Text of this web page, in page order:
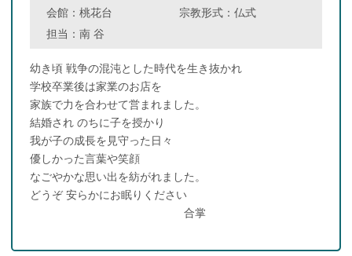
会館：桃花台 宗教形式： 仏式
担当：南 谷
幼き頃 戦争の混沌とした時代を生き抜かれ
学校卒業後は家業のお店を
家族で力を合わせて営まれました。
結婚され のちに子を授かり
我が子の成長を見守った日々
優しかった言葉や笑顔
なごやかな思い出を紡がれました。
どうぞ 安らかにお眠りください
合掌